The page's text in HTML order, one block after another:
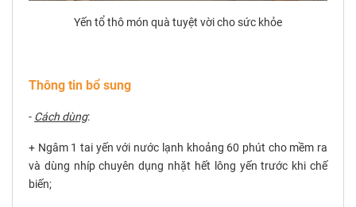
Yến tổ thô món quà tuyệt vời cho sức khỏe
Thông tin bổ sung
- Cách dùng:
+ Ngâm 1 tai yến với nước lạnh khoảng 60 phút cho mềm ra
và dùng nhíp chuyên dụng nhặt hết lông yến trước khi chế
biến;